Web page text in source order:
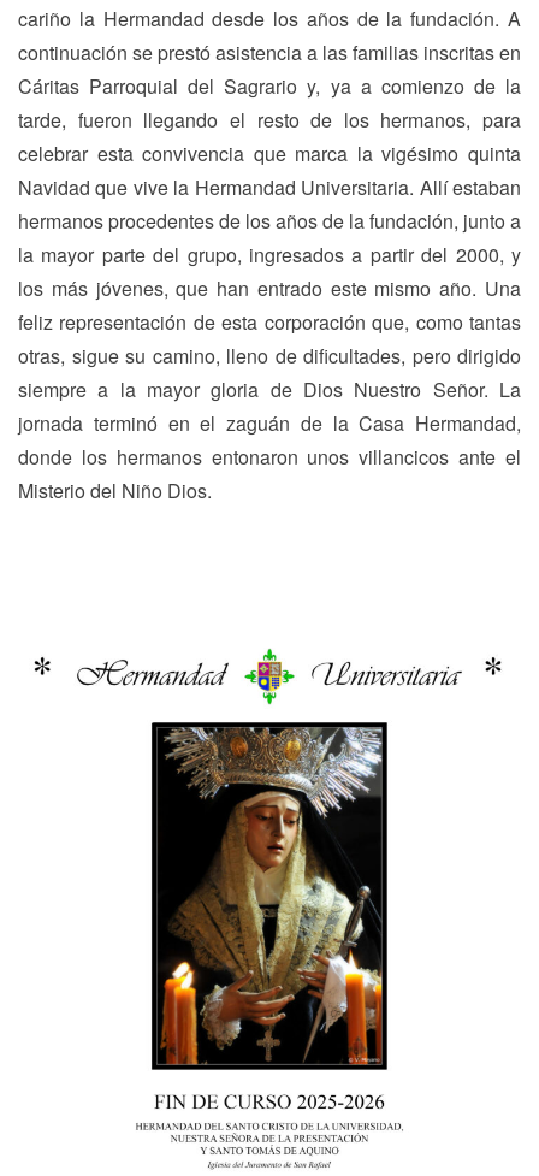
cariño la Hermandad desde los años de la fundación. A
continuación se prestó asistencia a las familias inscritas en
Cáritas Parroquial del Sagrario y, ya a comienzo de la
tarde, fueron llegando el resto de los hermanos, para
celebrar esta convivencia que marca la vigésimo quinta
Navidad que vive la Hermandad Universitaria. Allí estaban
hermanos procedentes de los años de la fundación, junto a
la mayor parte del grupo, ingresados a partir del 2000, y
los más jóvenes, que han entrado este mismo año. Una
feliz representación de esta corporación que, como tantas
otras, sigue su camino, lleno de dificultades, pero dirigido
siempre a la mayor gloria de Dios Nuestro Señor. La
jornada terminó en el zaguán de la Casa Hermandad,
donde los hermanos entonaron unos villancicos ante el
Misterio del Niño Dios.